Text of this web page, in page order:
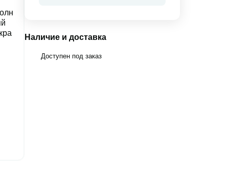
Наличие и доставка
Доступен под заказ